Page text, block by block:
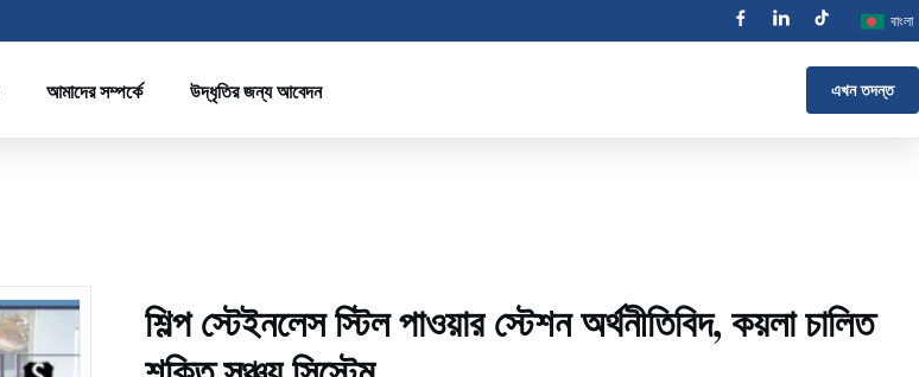
বাংলা
আমাদের সম্পর্কে উদ্ধৃতির জন্য আবেদন এখন তদন্ত
শিল্প স্টেইনলেস স্টিল পাওয়ার স্টেশন অর্থনীতিবিদ, কয়লা চালিত